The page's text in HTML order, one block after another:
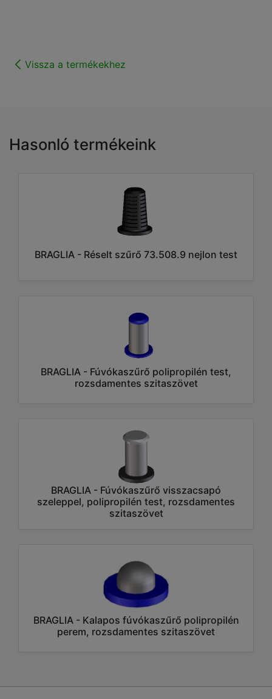
Vissza a termékekhez
Hasonló termékeink
BRAGLIA - Réselt szűrő 73.508.9 nejlon test
BRAGLIA - Fúvókaszűrő polipropilén test,
rozsdamentes szitaszövet
BRAGLIA - Fúvókaszűrő visszacsapó
szeleppel, polipropilén test, rozsdamentes
szitaszövet
BRAGLIA - Kalapos fúvókaszűrő polipropilén
perem, rozsdamentes szitaszövet